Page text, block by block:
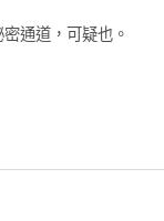
道，可疑也。